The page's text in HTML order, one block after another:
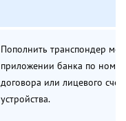
Пополнить транспондер
приложении банка по
договора или лицевого
устройства.